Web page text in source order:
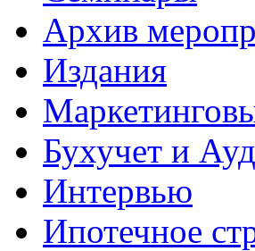
Архив
Издания
Бухучет и
Интервью
Ипотечное